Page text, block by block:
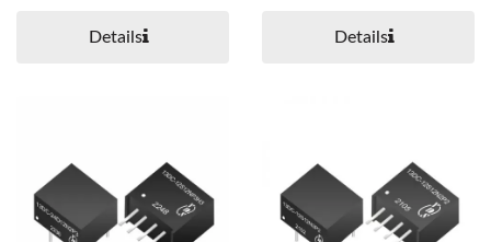
Details
Details